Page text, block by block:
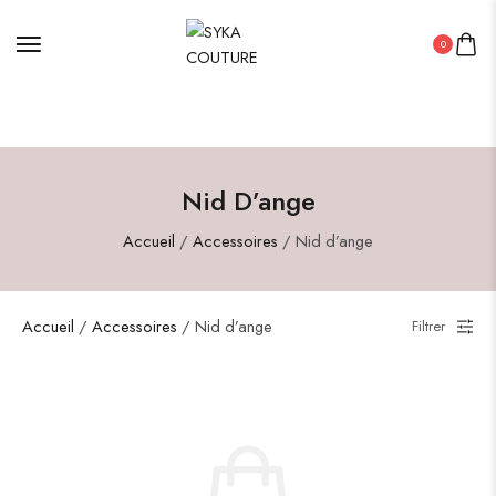
LIVRAISON GRATUITE DéS 100euros d'achat
0
Nid D’ange
Accueil / Accessoires / Nid d’ange
Accueil / Accessoires / Nid d’ange Filtrer